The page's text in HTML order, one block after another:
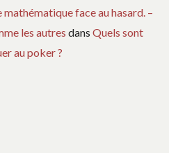
face au hasard. –
les autres dans Quels sont
au poker ?